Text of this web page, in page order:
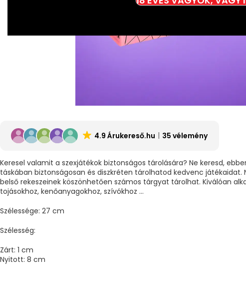
4.9 Árukereső.hu 35 vélemény
Keresel valamit a szexjátékok biztonságos tárolására? Ne keresd,
táskában biztonságosan és diszkréten tárolhatod kedvenc játékaidat.
belső rekeszeinek köszönhetően számos tárgyat tárolhat. Kiválóan
tojásokhoz, kenőanyagokhoz, szívókhoz …
Szélessége: 27 cm
Szélesség:
Zárt: 1 cm
Nyitott: 8 cm